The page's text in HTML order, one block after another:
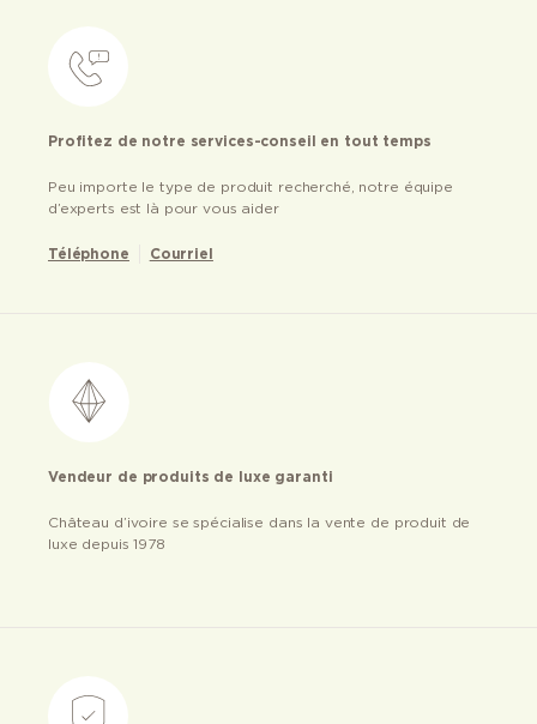
Profitez de notre services-conseil en tout temps
Peu importe le type de produit recherché, notre équipe
d’experts est là pour vous aider
Téléphone Courriel
Vendeur de produits de luxe garanti
Château d’ivoire se spécialise dans la vente de produit de
luxe depuis 1978